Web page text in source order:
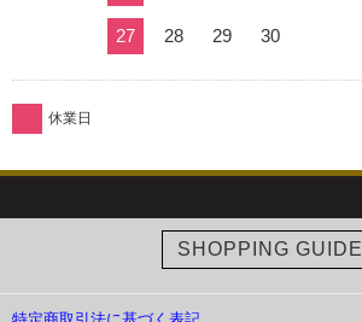
27 28 29 30
休業日
SHOPPING GUIDE